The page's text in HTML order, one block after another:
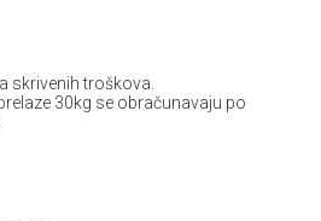
skrivenih troškova.
30kg se obračunavaju po